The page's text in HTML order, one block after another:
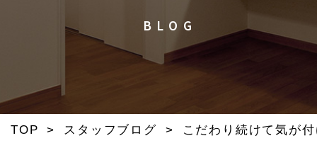
BLOG
TOP > スタッフブログ >
こだわり続けて気が